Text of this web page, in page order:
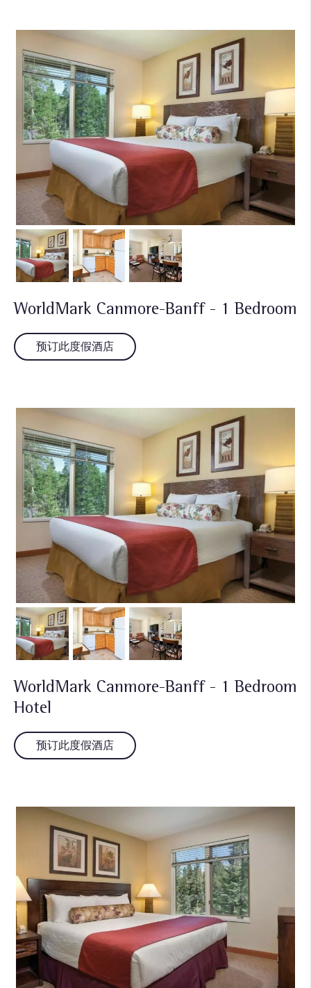
WorldMark Canmore-Banff - 1 Bedroom
预订此度假酒店
WorldMark Canmore-Banff - 1 Bedroom
Hotel
预订此度假酒店